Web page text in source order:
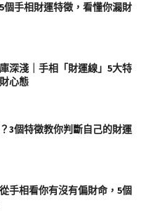
個手相財運特徵，看懂你漏財
深淺｜手相「財運線」5大特
心態
3個特徵教你判斷自己的財運
手相看你有沒有偏財命，5個